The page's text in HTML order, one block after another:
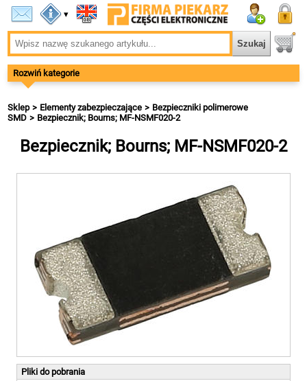
▾
Rozwiń kategorie
Sklep Elementy zabezpieczające
Bezpieczniki polimerowe
SMD
Bezpiecznik; Bourns; MF-NSMF020-2
Bezpiecznik; Bourns; MF-NSMF020-2
Pliki do pobrania